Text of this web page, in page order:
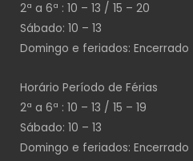
2ª a 6ª : 10 – 13 / 15 – 20
Sábado: 10 – 13
Domingo e feriados: Encerrado
Horário Período de Férias
2ª a 6ª : 10 – 13 / 15 – 19
Sábado: 10 – 13
Domingo e feriados: Encerrado